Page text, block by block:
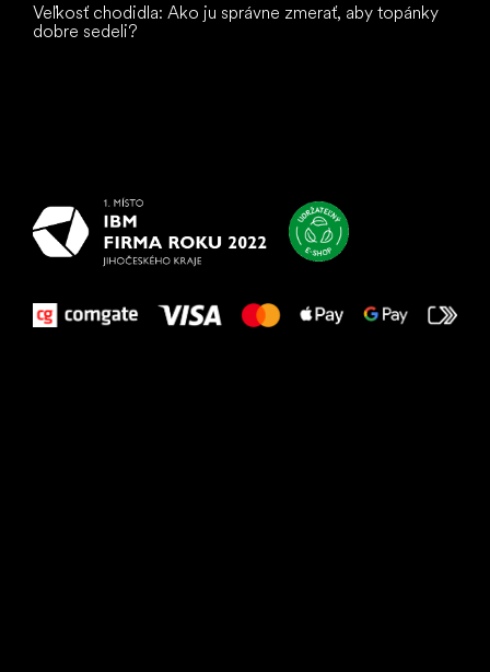
Veľkosť chodidla: Ako ju správne zmerať, aby topánky
dobre sedeli?